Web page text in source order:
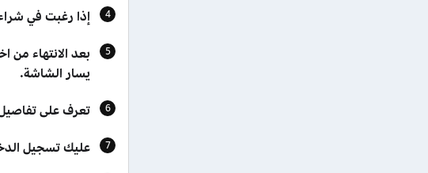
إذا رغبت في
بعد الانتهاء من
يسار الشاشة.
تعرف على
عليك تسجيل